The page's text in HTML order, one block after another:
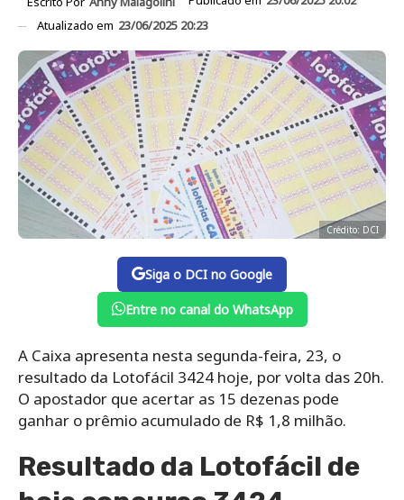
Atualizado em 23/06/2025 20:23
Crédito: DCI
Siga o DCI no Google
Entre no canal do WhatsApp
A Caixa apresenta nesta segunda-feira, 23, o
resultado da Lotofácil 3424 hoje, por volta das 20h.
O apostador que acertar as 15 dezenas pode
ganhar o prêmio acumulado de R$ 1,8 milhão.
Resultado da Lotofácil de